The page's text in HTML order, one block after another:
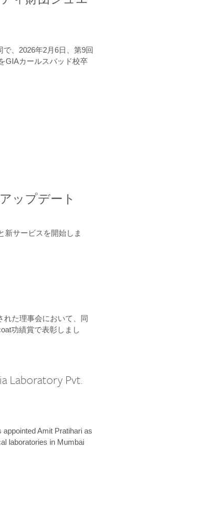
、2026年2月6日、第9回
GIAカールスバッド校卒
ップデート
新サービスを開始しま
れた理事会において、同
功績賞で表彰しまし
Laboratory Pvt.
Amit Pratihari as
laboratories in Mumbai